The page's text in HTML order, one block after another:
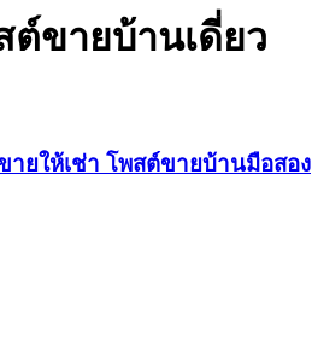
ต์ขายบ้านเดี่ยว
ายให้เช่า โพสต์ขายบ้านมือสอง